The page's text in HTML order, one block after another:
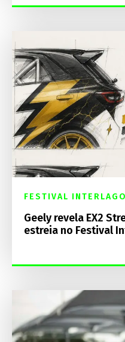
FESTIVAL
Geely revela EX2
estreia no Festival